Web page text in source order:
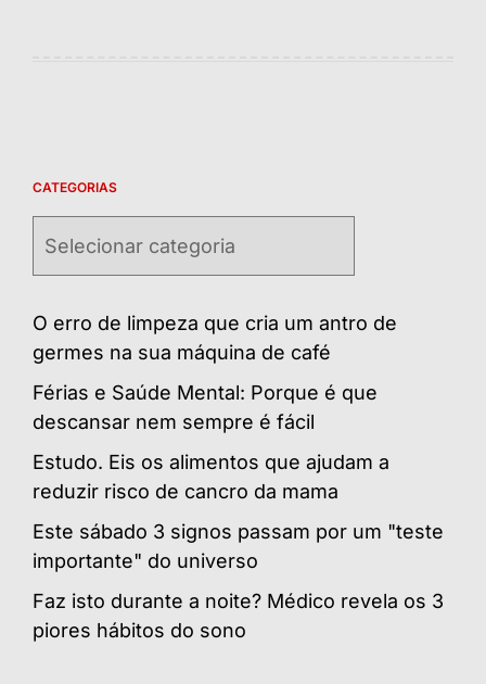
CATEGORIAS
O erro de limpeza que cria um antro de
germes na sua máquina de café
Férias e Saúde Mental: Porque é que
descansar nem sempre é fácil
Estudo. Eis os alimentos que ajudam a
reduzir risco de cancro da mama
Este sábado 3 signos passam por um "teste
importante" do universo
Faz isto durante a noite? Médico revela os 3
piores hábitos do sono